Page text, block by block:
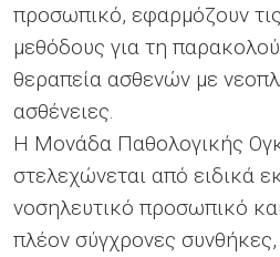
προσωπικό, εφαρμόζουν
μεθόδους για τη
θεραπεία ασθενών με
ασθένειες.
Η Μονάδα Παθολογικής
στελεχώνεται από ειδικά
νοσηλευτικό προσωπικό
πλέον σύγχρονες